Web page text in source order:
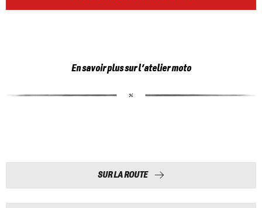
En savoir plus sur l’atelier moto
SUR LA ROUTE